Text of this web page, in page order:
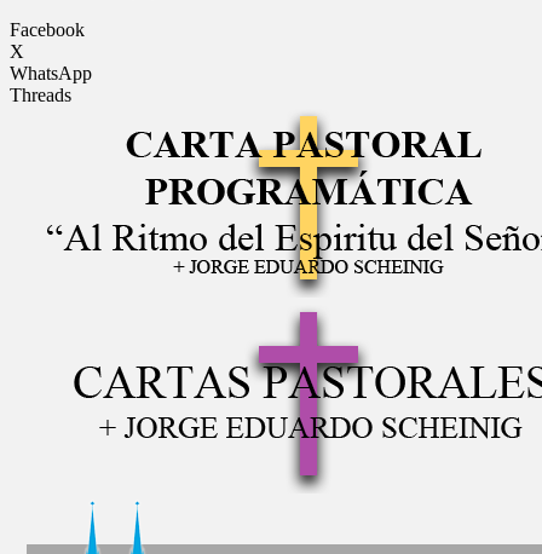
Facebook
X
WhatsApp
Threads